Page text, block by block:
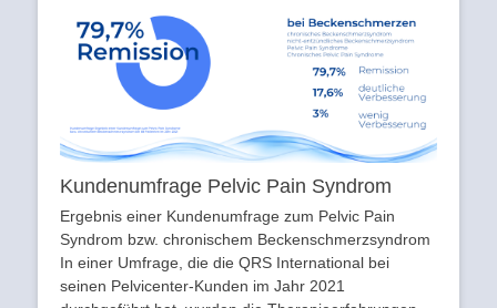
Kundenumfrage Pelvic Pain Syndrom
Ergebnis einer Kundenumfrage zum Pelvic Pain
Syndrom bzw. chronischem Beckenschmerzsyndrom
In einer Umfrage, die die QRS International bei
seinen Pelvicenter-Kunden im Jahr 2021